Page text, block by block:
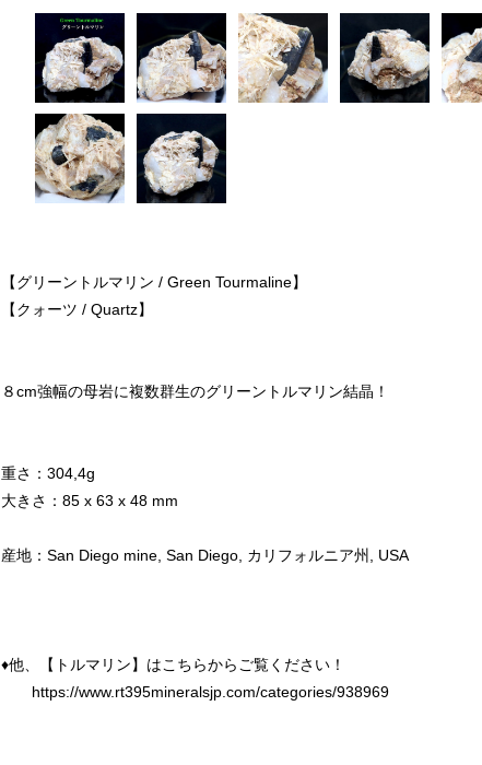
【グリーントルマリン / Green Tourmaline】
【クォーツ / Quartz】
８cm強幅の母岩に複数群生のグリーントルマリン結晶！
重さ：304,4g
大きさ：85 x 63 x 48 mm
産地：San Diego mine, San Diego, カリフォルニア州, USA
♦︎他、【トルマリン】はこちらからご覧ください！
https://www.rt395mineralsjp.com/categories/938969